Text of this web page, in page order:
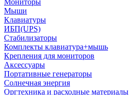
Мыши
Клавиатуры
ИБП(UPS)
Стабилизаторы
Комплекты клавиатура+мышь
Крепления для мониторов
Аксессуары
Портативные генераторы
Солнечная энергия
Оргтехника и расходные материалы